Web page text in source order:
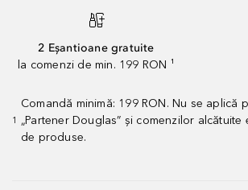
2 Eșantioane gratuite
la comenzi de min. 199 RON ¹
1
Comandă minimă: 199 RON. Nu se aplică
„Partener Douglas” și comenzilor alcătuite
de produse.